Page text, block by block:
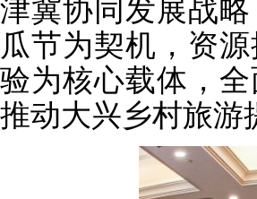
津冀协同发展战
瓜节为契机，资
验为核心载体，
推动大兴乡村旅游